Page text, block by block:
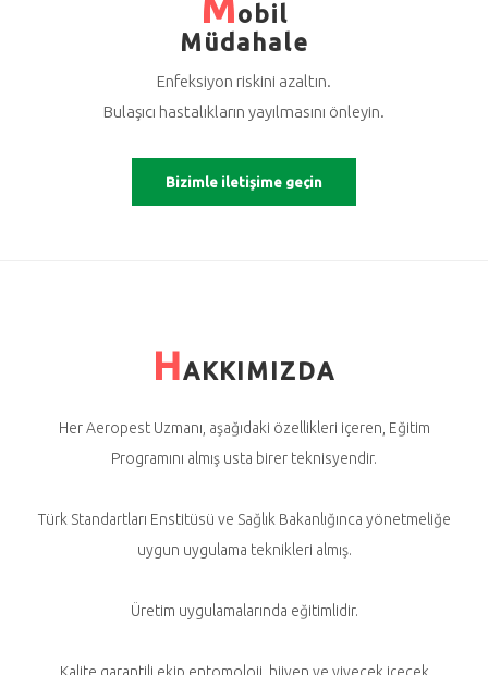
obil
Müdahale
Enfeksiyon riskini azaltın.
Bulaşıcı hastalıkların yayılmasını önleyin.
Bizimle iletişime geçin
HAKKIMIZDA
Her Aeropest Uzmanı, aşağıdaki özellikleri içeren, Eğitim
Programını almış usta birer teknisyendir.
Türk Standartları Enstitüsü ve Sağlık Bakanlığınca yönetmeliğe
uygun uygulama teknikleri almış.
Üretim uygulamalarında eğitimlidir.